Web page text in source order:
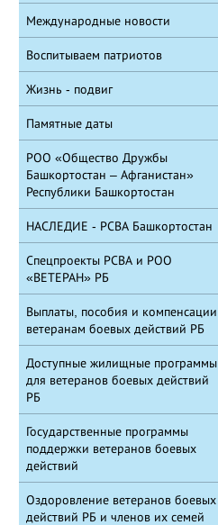
Международные новости
Воспитываем патриотов
Жизнь - подвиг
Памятные даты
РОО «Общество Дружбы
Башкортостан – Афганистан»
Республики Башкортостан
НАСЛЕДИЕ - РСВА Башкортостан
Спецпроекты РСВА и РОО
«ВЕТЕРАН» РБ
Выплаты, пособия и компенсации
ветеранам боевых действий РБ
Доступные жилищные программы
для ветеранов боевых действий
РБ
Государственные программы
поддержки ветеранов боевых
действий
Оздоровление ветеранов боевых
действий РБ и членов их семей